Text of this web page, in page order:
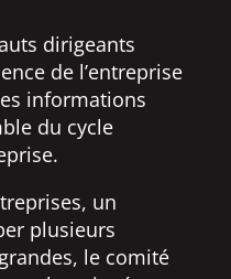
dirigeants
de l’entreprise
informations
du cycle
un
plusieurs
le comité